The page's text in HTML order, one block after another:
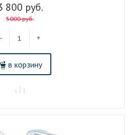
800 руб.
5000 руб.
- +
в корзину